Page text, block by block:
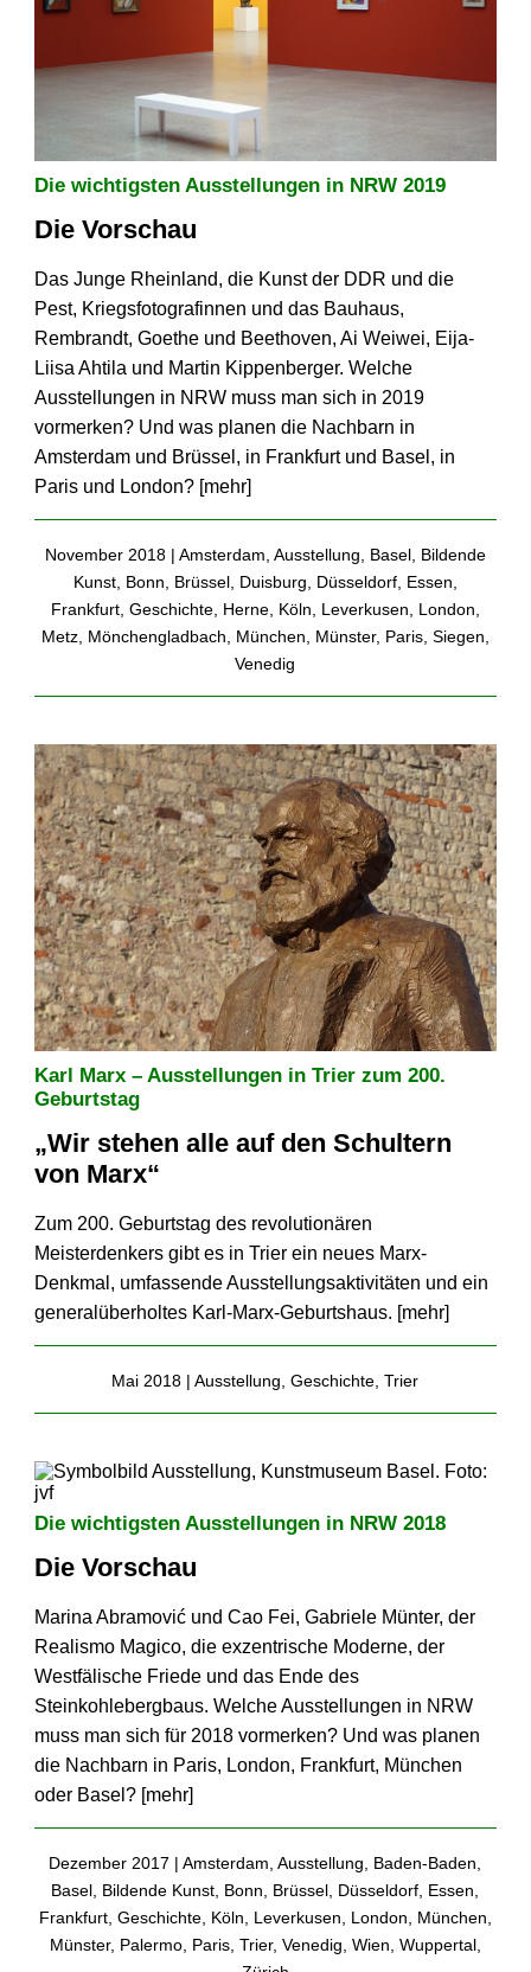
Die wichtigsten Ausstellungen in NRW 2019
Die Vorschau
Das Junge Rheinland, die Kunst der DDR und die
Pest, Kriegsfotografinnen und das Bauhaus,
Rembrandt, Goethe und Beethoven, Ai Weiwei, Eija-
Liisa Ahtila und Martin Kippenberger. Welche
Ausstellungen in NRW muss man sich in 2019
vormerken? Und was planen die Nachbarn in
Amsterdam und Brüssel, in Frankfurt und Basel, in
Paris und London? [mehr]
November 2018 | Amsterdam Ausstellung Basel, Bildende
Kunst, Bonn Brüssel, Duisburg Düsseldorf, Essen
Frankfurt, Geschichte, Herne, Köln Leverkusen London
Metz, Mönchengladbach München Münster, Paris, Siegen
Venedig
Karl Marx – Ausstellungen in Trier zum 200.
Geburtstag
„Wir stehen alle auf den Schultern
von Marx“
Zum 200. Geburtstag des revolutionären
Meisterdenkers gibt es in Trier ein neues Marx-
Denkmal, umfassende Ausstellungs­aktivitäten und ein
general­überholtes Karl-Marx-Geburtshaus. [mehr]
Mai 2018 |Ausstellung,Geschichte,Trier
Die wichtigsten Ausstellungen in NRW 2018
Die Vorschau
Marina Abramović und Cao Fei, Gabriele Münter, der
Realismo Magico, die exzentrische Moderne, der
Westfälische Friede und das Ende des
Steinkohlebergbaus. Welche Ausstellungen in NRW
muss man sich für 2018 vormerken? Und was planen
die Nachbarn in Paris, London, Frankfurt, München
oder Basel? [mehr]
Dezember 2017 |Amsterdam,Ausstellung, Baden-Baden,
Basel, Bildende Kunst, Bonn, Brüssel, Düsseldorf, Essen,
Frankfurt, Geschichte, Köln, Leverkusen, London, München,
Münster, Palermo, Paris, Trier, Venedig, Wien, Wuppertal,